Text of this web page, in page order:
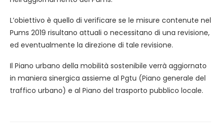
L’obiettivo è quello di verificare se le misure contenute nel
Pums 2019 risultano attuali o necessitano di una revisione,
ed eventualmente la direzione di tale revisione.
Il Piano urbano della mobilità sostenibile verrà aggiornato
in maniera sinergica assieme al Pgtu (Piano generale del
traffico urbano) e al Piano del trasporto pubblico locale.